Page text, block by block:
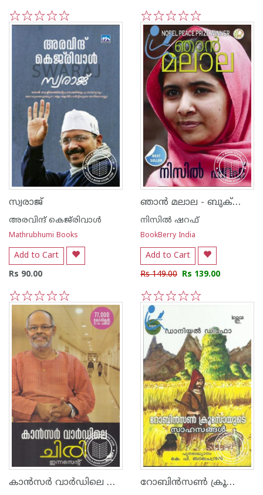
5
4
3
2
1 5
4
3
2
1
സ്വരാജ്‌
അരവിന്ദ് കെജ്‌രിവാള്‍
Mathrubhumi Books
Add to Cart
Rs 90.00
5
4
3
2
1
ഞാ‌ന്‍ മലാല - ബുക്‍ബെറി എഡിഷന്‍ -
നിസില്‍ ഷറഫ്
BookBerry India
Add to Cart
Rs 149.00 Rs 139.00
2
1
കാന്‍സര്‍ വാര്‍ഡിലെ ചിരി റോബിന്‍സണ്‍ ക്രൂസോയുടെ സാഹസങ്ങള്‍